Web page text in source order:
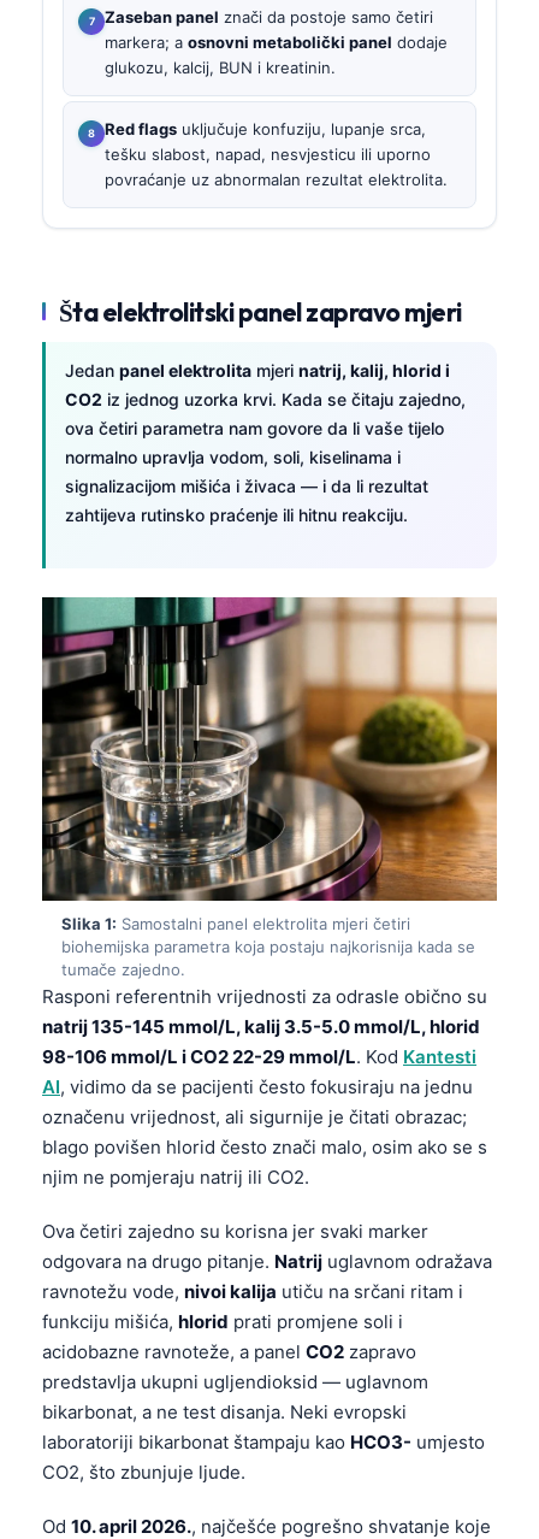
Zaseban panel znači da postoje samo četiri
markera; a osnovni metabolički panel dodaje
glukozu, kalcij, BUN i kreatinin.
Red flags uključuje konfuziju, lupanje srca,
tešku slabost, napad, nesvjesticu ili uporno
povraćanje uz abnormalan rezultat elektrolita.
Šta elektrolitski panel zapravo mjeri
Jedan panel elektrolita mjeri natrij, kalij, hlorid i
CO2 iz jednog uzorka krvi. Kada se čitaju zajedno,
ova četiri parametra nam govore da li vaše tijelo
normalno upravlja vodom, soli, kiselinama i
signalizacijom mišića i živaca — i da li rezultat
zahtijeva rutinsko praćenje ili hitnu reakciju.
Slika 1: Samostalni panel elektrolita mjeri četiri
biohemijska parametra koja postaju najkorisnija kada se
tumače zajedno.
Rasponi referentnih vrijednosti za odrasle obično su
natrij 135-145 mmol/L, kalij 3.5-5.0 mmol/L, hlorid
98-106 mmol/L i CO2 22-29 mmol/L. Kod Kantesti
AI, vidimo da se pacijenti često fokusiraju na jednu
označenu vrijednost, ali sigurnije je čitati obrazac;
blago povišen hlorid često znači malo, osim ako se s
njim ne pomjeraju natrij ili CO2.
Ova četiri zajedno su korisna jer svaki marker
odgovara na drugo pitanje. Natrij uglavnom odražava
ravnotežu vode, nivoi kalija utiču na srčani ritam i
funkciju mišića, hlorid prati promjene soli i
acidobazne ravnoteže, a panel CO2 zapravo
predstavlja ukupni ugljendioksid — uglavnom
bikarbonat, a ne test disanja. Neki evropski
laboratoriji bikarbonat štampaju kao HCO3- umjesto
CO2, što zbunjuje ljude.
Od 10. april 2026., najčešće pogrešno shvatanje koje